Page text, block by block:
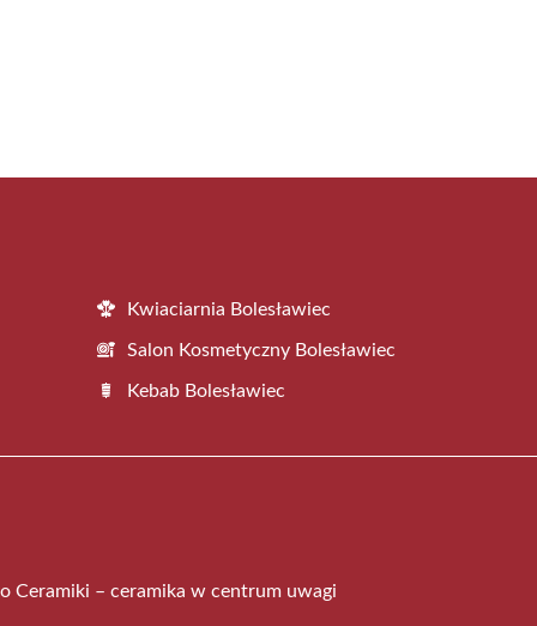
Kwiaciarnia Bolesławiec
Salon Kosmetyczny Bolesławiec
Kebab Bolesławiec
Ceramiki – ceramika w centrum uwagi